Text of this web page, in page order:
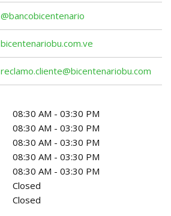
@bancobicentenario
bicentenariobu.com.ve
reclamo.cliente@bicentenariobu.com
08:30 AM - 03:30 PM
08:30 AM - 03:30 PM
08:30 AM - 03:30 PM
08:30 AM - 03:30 PM
08:30 AM - 03:30 PM
Closed
Closed